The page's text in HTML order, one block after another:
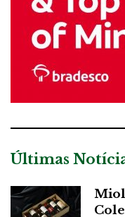
Últimas